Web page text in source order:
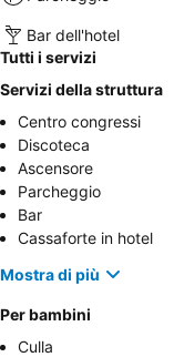
Bar dell'hotel
Tutti i servizi
Servizi della struttura
Centro congressi
Discoteca
Ascensore
Parcheggio
Bar
Cassaforte in hotel
Mostra di più
Per bambini
Culla